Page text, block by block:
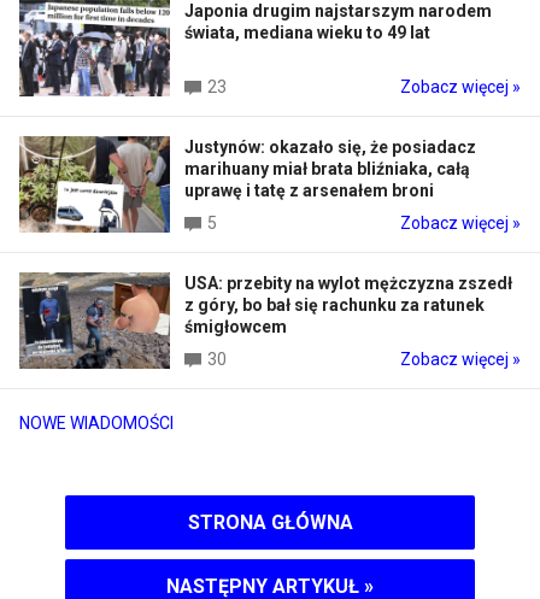
NOWE WIADOMOŚCI
Japonia drugim najstarszym narodem
świata, mediana wieku to 49 lat
23 Zobacz więcej »
Justynów: okazało się, że posiadacz
marihuany miał brata bliźniaka, całą
uprawę i tatę z arsenałem broni
5
Zobacz więcej »
USA: przebity na wylot mężczyzna zszedł
z góry, bo bał się rachunku za ratunek
śmigłowcem
30
Zobacz więcej »
STRONA GŁÓWNA
NASTĘPNY ARTYKUŁ »